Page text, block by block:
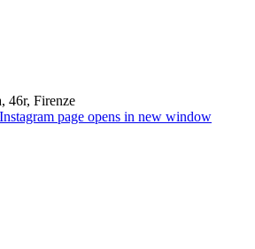
46r, Firenze
Instagram page opens in new window